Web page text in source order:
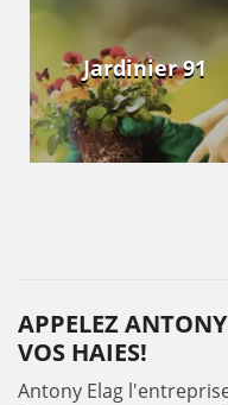
Jardinier 91
APPELEZ
VOS HAIES!
Antony Elag